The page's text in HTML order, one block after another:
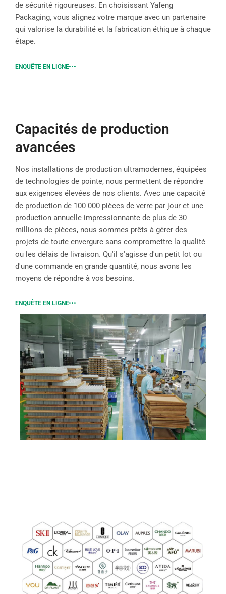
de sécurité rigoureuses. En choisissant Yafeng
Packaging, vous alignez votre marque avec un partenaire
qui valorise la durabilité et la fabrication éthique à chaque
étape.
ENQUÊTE EN LIGNE
Capacités de production
avancées
Nos installations de production ultramodernes, équipées
de technologies de pointe, nous permettent de répondre
aux exigences élevées de nos clients. Avec une capacité
de production de 100 000 pièces de verre par jour et une
production annuelle impressionnante de plus de 30
millions de pièces, nous sommes prêts à gérer des
projets de toute envergure sans compromettre la qualité
ou les délais de livraison. Qu'il s'agisse d'un petit lot ou
d'une commande en grande quantité, nous avons les
moyens de répondre à vos besoins.
ENQUÊTE EN LIGNE